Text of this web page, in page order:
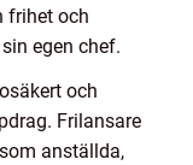
frihet och
egen chef.
och
Frilansare
anställda,